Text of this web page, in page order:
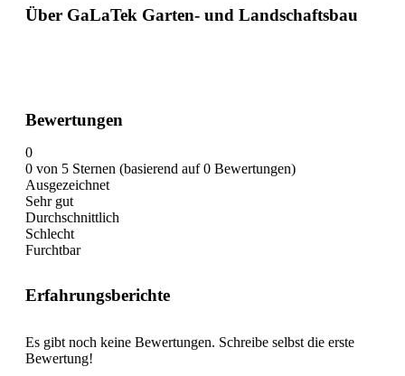
Über GaLaTek Garten- und Landschaftsbau
Bewertungen
0
0 von 5 Sternen (basierend auf 0 Bewertungen)
Ausgezeichnet
Sehr gut
Durchschnittlich
Schlecht
Furchtbar
Erfahrungsberichte
Es gibt noch keine Bewertungen. Schreibe selbst die erste
Bewertung!